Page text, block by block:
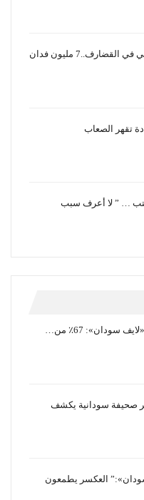
نجاح الموسم الزراعي في القضارف..7 مليون فدان
تقهر الصعاب
… ” لا أعرف سبب
سودان»: 67٪ من…
صحيفة سودانية يكشف
العكسر يطمعون